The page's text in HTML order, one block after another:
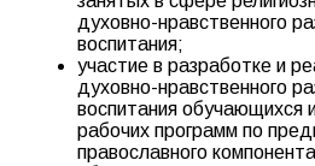
духовно-нравственного
воспитания;
участие в разработке и
духовно-нравственного
воспитания обучающихся
рабочих программ по
православного